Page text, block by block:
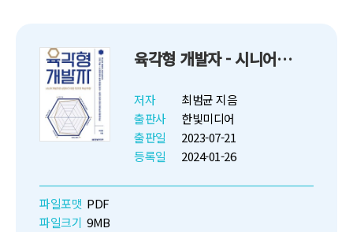
육각형 개발자 - 시니어 개발자로 성장하기 위한 10가지 핵심 역량
저자
최범균 지음
출판사
한빛미디어
출판일
2023-07-21
등록일
2024-01-26
파일포맷 PDF
파일크기 9MB